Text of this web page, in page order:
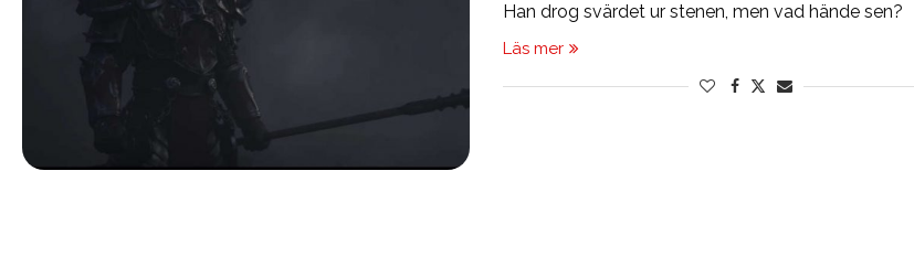
Han drog svärdet ur stenen, men vad hände sen?
Läs mer